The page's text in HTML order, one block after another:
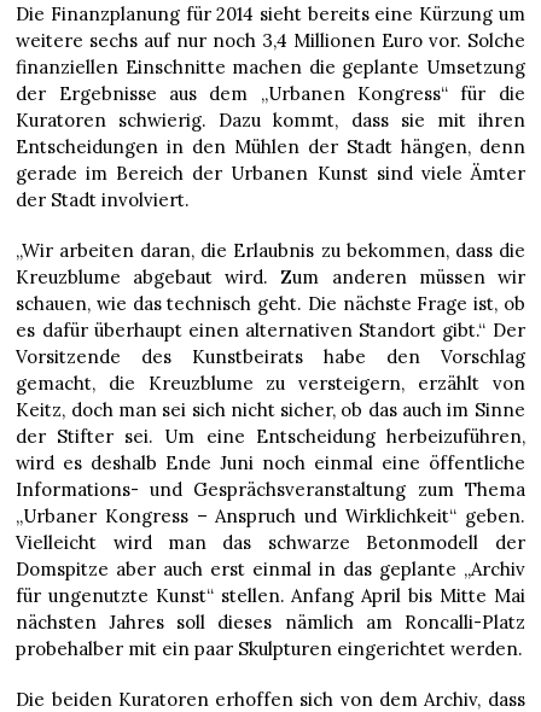
Die Finanzplanung für 2014 sieht bereits eine Kürzung um
weitere sechs auf nur noch 3,4 Millionen Euro vor. Solche
finanziellen Einschnitte machen die geplante Umsetzung
der Ergebnisse aus dem „Urbanen Kongress“ für die
Kuratoren schwierig. Dazu kommt, dass sie mit ihren
Entscheidungen in den Mühlen der Stadt hängen, denn
gerade im Bereich der Urbanen Kunst sind viele Ämter
der Stadt involviert.
„Wir arbeiten daran, die Erlaubnis zu bekommen, dass die
Kreuzblume abgebaut wird. Zum anderen müssen wir
schauen, wie das technisch geht. Die nächste Frage ist, ob
es dafür überhaupt einen alternativen Standort gibt.“ Der
Vorsitzende des Kunstbeirats habe den Vorschlag
gemacht, die Kreuzblume zu versteigern, erzählt von
Keitz, doch man sei sich nicht sicher, ob das auch im Sinne
der Stifter sei. Um eine Entscheidung herbeizuführen,
wird es deshalb Ende Juni noch einmal eine öffentliche
Informations- und Gesprächsveranstaltung zum Thema
„Urbaner Kongress – Anspruch und Wirklichkeit“ geben.
Vielleicht wird man das schwarze Betonmodell der
Domspitze aber auch erst einmal in das geplante „Archiv
für ungenutzte Kunst“ stellen. Anfang April bis Mitte Mai
nächsten Jahres soll dieses nämlich am Roncalli-Platz
probehalber mit ein paar Skulpturen eingerichtet werden.
Die beiden Kuratoren erhoffen sich von dem Archiv, dass